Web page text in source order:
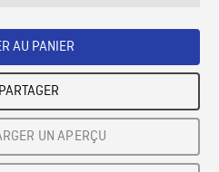
AU PANIER
PARTAGER
UN APERÇU